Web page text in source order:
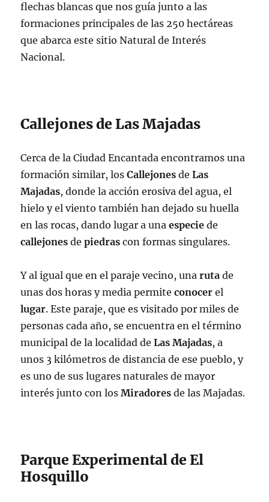
flechas blancas que nos guía junto a las
formaciones principales de las 250 hectáreas
que abarca este sitio Natural de Interés
Nacional.
Callejones de Las Majadas
Cerca de la Ciudad Encantada encontramos una
formación similar, losCallejones deLas
Majadas, donde la acción erosiva del agua, el
hielo y el viento también han dejado su huella
en las rocas, dando lugar a unaespecie de
callejones depiedras con formas singulares.
Y al igual que en el paraje vecino, unaruta de
unas dos horas y media permiteconocer el
lugar. Este paraje, que es visitado por miles de
personas cada año, se encuentra en el término
municipal de la localidad deLas Majadas, a
unos 3 kilómetros de distancia de ese pueblo, y
es uno de sus lugares naturales de mayor
interés junto con losMiradores de las Majadas.
Parque Experimental de El
Hosquillo